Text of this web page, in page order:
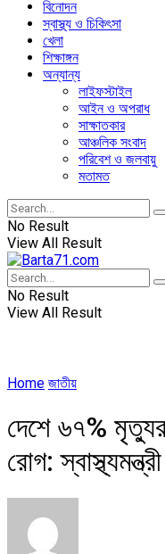
বিনোদন
স্বাস্থ্য ও চিকিৎসা
খেলা
শিক্ষাঙ্গন
অন্যান্য
লাইফস্টাইল
আইন ও অপরাধ
সাক্ষাতকার
আঞ্চলিক সংবাদ
পরিবেশ ও জলবায়ু
মতামত
No Result
View All Result
No Result
View All Result
Home জাতীয়
দেশে ৬৭%
রোগ: স্বাস্থ্যমন্ত্রী